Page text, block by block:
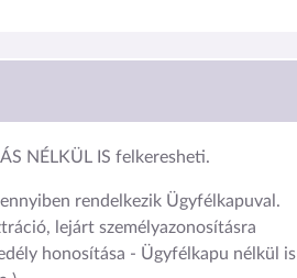
NÉLKÜL IS felkeresheti.
rendelkezik Ügyfélkapuval.
lejárt személyazonosításra
honosítása - Ügyfélkapu nélkül is